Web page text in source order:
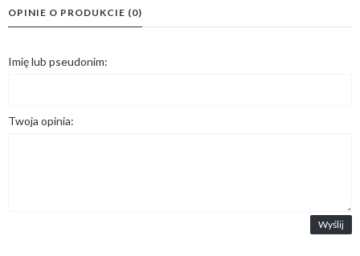
OPINIE O PRODUKCIE (0)
Imię lub pseudonim:
Twoja opinia:
Wyślij